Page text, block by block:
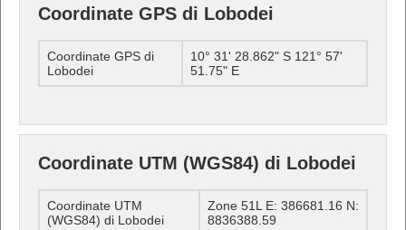
Coordinate GPS di Lobodei
Coordinate GPS di
Lobodei
10° 31' 28.862" S 121° 57'
51.75" E
Coordinate UTM (WGS84) di Lobodei
Coordinate UTM
(WGS84) di Lobodei
Zone 51L E: 386681.16 N:
8836388.59